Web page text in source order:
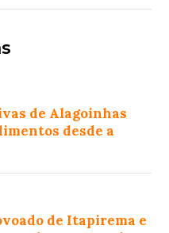
de Alagoinhas
desde a
de Itapirema e